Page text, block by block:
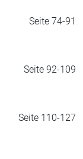
Seite 74-91
Seite 92-109
Seite 110-127